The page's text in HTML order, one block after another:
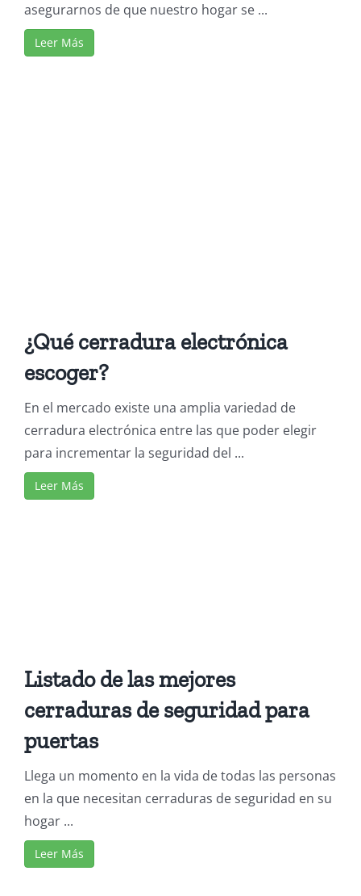
asegurarnos de que nuestro hogar se ...
Leer Más
¿Qué cerradura electrónica
escoger?
En el mercado existe una amplia variedad de
cerradura electrónica entre las que poder elegir
para incrementar la seguridad del ...
Leer Más
Listado de las mejores
cerraduras de seguridad para
puertas
Llega un momento en la vida de todas las personas
en la que necesitan cerraduras de seguridad en su
hogar ...
Leer Más